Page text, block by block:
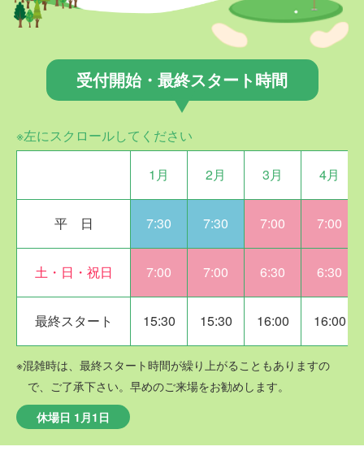
受付開始・最終スタート時間
※左にスクロールしてください
1月 2月 3月 4月
平 日 7:30 7:30 7:00 7:00
土・日・祝日 7:00 7:00 6:30 6:30
最終スタート 15:30 15:30 16:00 16:00
※混雑時は、最終スタート時間が繰り上がることもありますの
で、ご了承下さい。早めのご来場をお勧めします。
休場日 1月1日